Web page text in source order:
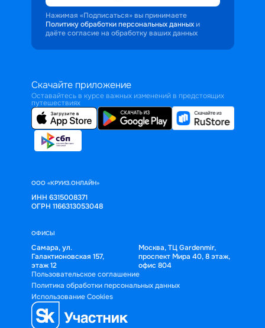
Нажимая «Подписаться» вы принимаете
Политику обработки персональных данных и
даёте согласие на обработку ваших данных
Скачайте приложение
Оставайтесь в курсе важных изменений в предстоящих
путешествиях
ООО «КРУИЗ.ОНЛАЙН»
ИНН 6315008371
ОГРН 1166313053048
ОФИСЫ
Самара, ул.
Галактионовская 157,
этаж 12
Москва, ТЦ Gardenmir,
проспект Мира 40, 8 этаж,
офис 804
Пользовательское соглашение
Политика обработки персональных данных
Использование Cookies